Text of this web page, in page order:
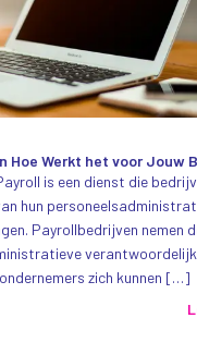
Hoe Werkt het voor Jouw
is een dienst die
hun
Payrollbedrijven nemen
zich kunnen […]